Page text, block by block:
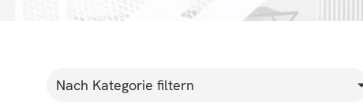
Nach Kategorie filtern